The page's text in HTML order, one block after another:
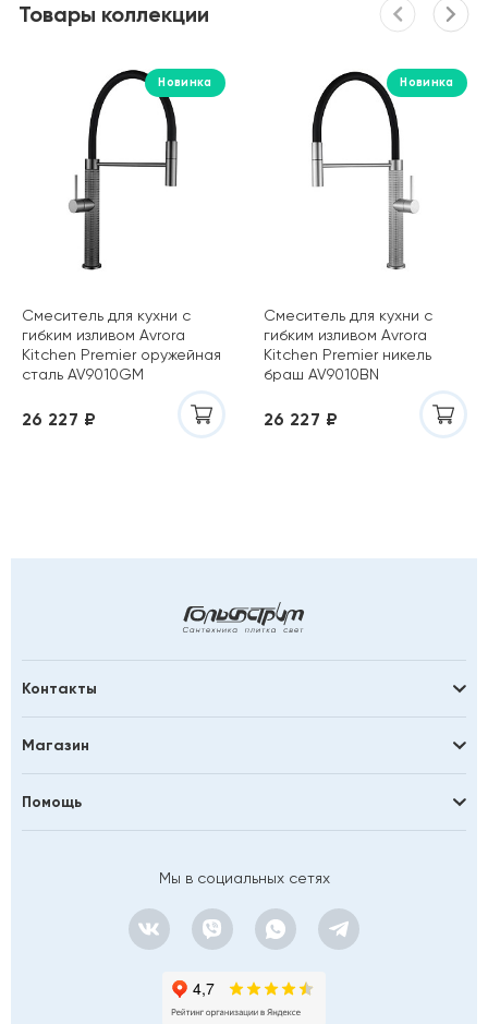
Товары коллекции
Новинка
Смеситель для кухни с
гибким изливом Avrora
Kitchen Premier оружейная
сталь AV9010GM
26 227 ₽
Новинка
Смеситель для кухни с
гибким изливом Avrora
Kitchen Premier никель
браш AV9010BN
26 227 ₽
Контакты
Магазин
Помощь
Мы в социальных сетях